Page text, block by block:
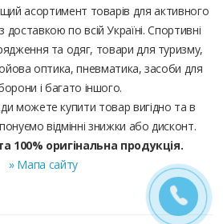
асортимент товарів для активного
доставкою по всій Україні. Спортивні
та одяг, товари для туризму,
оптика, пневматика, засоби для
і багато іншого.
можете купити товар вигідно та в
відмінні знижки або дисконт.
100% оригінальна продукція.
» Мапа сайту